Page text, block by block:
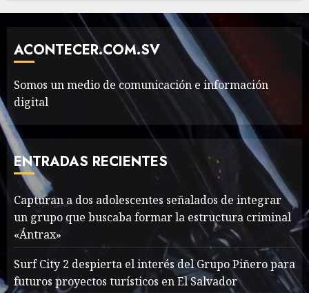
The full story of
Thailand’s extraordinary
cave rescue
MAYO 14, 2024 1002
7
Valentino Goes
Deliberately Feminine for
Fall 2018
MAYO 16, 2024 765
1
Searching for the
forgotten heroes of World
War Two
MAYO 14, 2024 860
ACONTECER.COM.SV
Somos un medio de comunicación e información
digital
ENTRADAS RECIENTES
Capturan a dos adolescentes señalados de integrar
un grupo que buscaba formar la estructura criminal
«Ántrax»
Surf City 2 despierta el interés del Grupo Piñero para
futuros proyectos turísticos en El Salvador